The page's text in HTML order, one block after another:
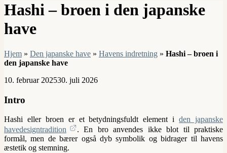
Hashi – broen i den japanske
have
Hjem » Den japanske have » Havens indretning » Hashi – broen i
den japanske have
10. februar 202530. juli 2026
Intro
Hashi eller broen er et betydningsfuldt element iden japanske
havedesigntradition
. En bro anvendes ikke blot til praktiske
formål, men de bærer også dyb symbolik og bidrager til havens
æstetik og stemning.